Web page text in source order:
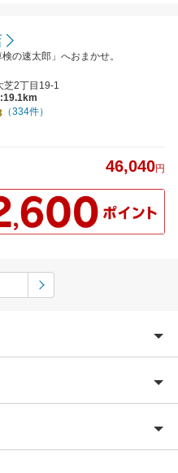
の速太郎」へおまかせ。
芝2丁目19-1
:19.1km
（334件）
46,040円